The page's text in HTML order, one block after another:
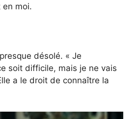
en moi.
désolé. « Je
soit difficile, mais je ne vais
a le droit de connaître la